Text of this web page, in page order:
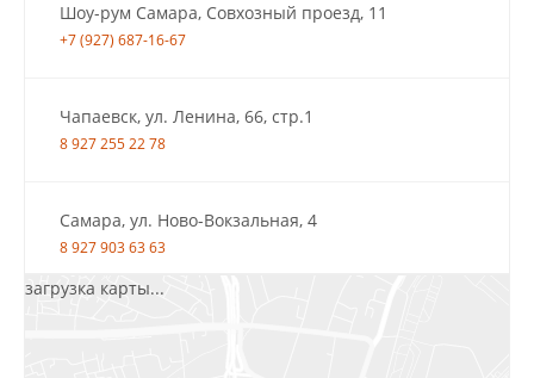
Шоу-рум Самара, Совхозный проезд, 11
+7 (927) 687-16-67
Чапаевск, ул. Ленина, 66, стр.1
8 927 255 22 78
Самара, ул. Ново-Вокзальная, 4
8 927 903 63 63
загрузка карты...